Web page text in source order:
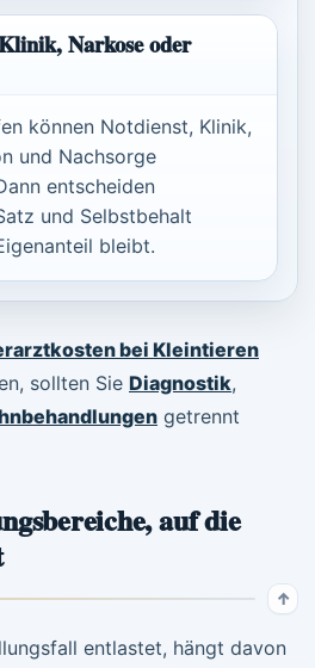
Narkose oder
können Notdienst, Klinik,
und Nachsorge
entscheiden
und Selbstbehalt
bleibt.
bei Kleintieren
sollten Sie Diagnostik,
getrennt
auf die
entlastet, hängt davon